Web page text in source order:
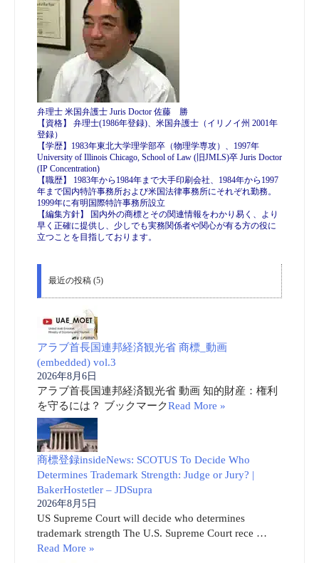
弁理士 米国弁護士 Juris Doctor 佐藤 勝
【資格】 弁理士(1986年登録)、米国弁護士（イリノイ州 2001年
登録）
【学歴】1983年東北大学理学部卒（物理学専攻）、1997年
University of Illinois Chicago, School of Law (旧JMLS)卒 Juris Doctor
(IP Concentration)
【職歴】 1983年から1984年まで大手印刷会社、1984年から1997
年まで国内特許事務所および米国法律事務所にそれぞれ勤務。
1999年に有明国際特許事務所設立
【編集方針】 国内外の商標とその関連情報をわかり易く、より
早く正確に提供し、少しでも実務関係者や関心が有る方の役に
立つことを目指しております。
最近の投稿 (5)
アラブ首長国連邦経済観光省 商標_動画
(embedded) vol.3
2026年8月6日
アラブ首長国連邦経済観光省 動画 知的財産：権利
を守るには？ ブックマークRead More »
商標登録insideNews: SCOTUS To Decide Who
Determines Trademark Strength: Judge or Jury? |
BakerHostetler – JDSupra
2026年8月5日
US Supreme Court will decide who determines
trademark strength The U.S. Supreme Court rece …
Read More »